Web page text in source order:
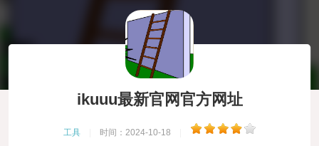
ikuuu最新官网官方网址
工具 时间：2024-10-18